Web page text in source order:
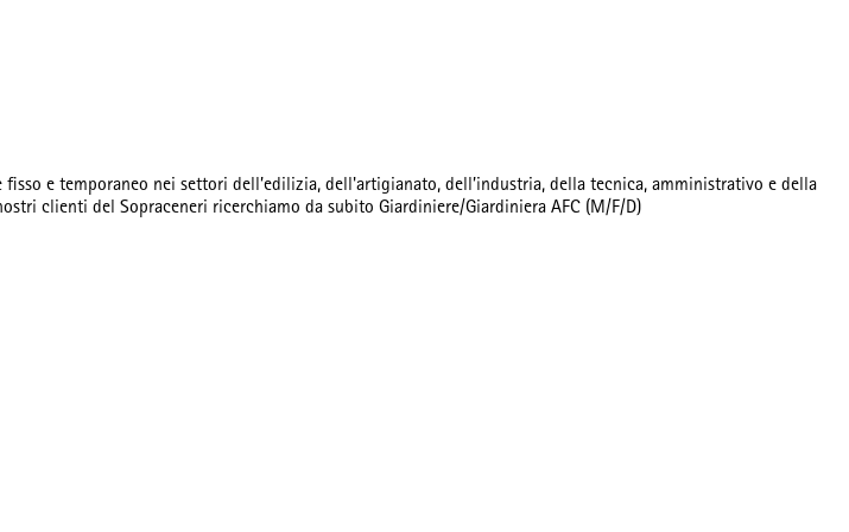
e temporaneo nei settori dell’edilizia, dell'artigianato, dell’industria, della tecnica, amministrativo e della
clienti del Sopraceneri ricerchiamo da subito Giardiniere/Giardiniera AFC (M/F/D)